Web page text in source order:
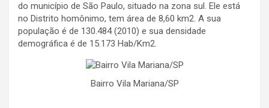
do município de São Paulo, situado na zona sul. Ele está
no Distrito homônimo, tem área de 8,60 km2. A sua
população é de 130.484 (2010) e sua densidade
demográfica é de 15.173 Hab/Km2.
Bairro Vila Mariana/SP